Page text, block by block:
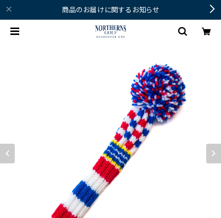
商品のお届けに関するお知らせ